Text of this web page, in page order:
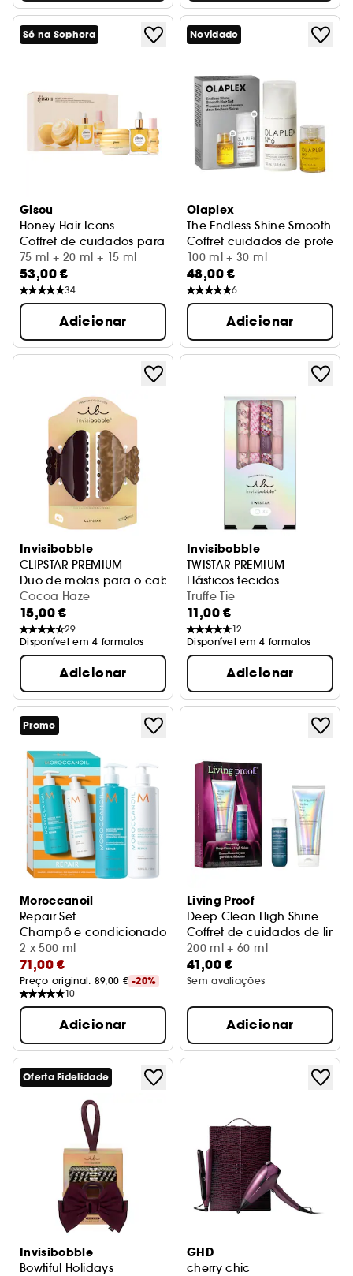
Só na Sephora
Gisou
Honey Hair Icons
Coffret de cuidados para cabelo, hidratação e brilho
75 ml + 20 ml + 15 ml
53,00 €
34
Adicionar
Novidade
Olaplex
The Endless Shine Smooth
Coffret cuidados de
100 ml + 30 ml
48,00 €
6
Adicionar
Invisibobble
CLIPSTAR PREMIUM
Duo de molas para o cabelo
Cocoa Haze
15,00 €
29
Disponível em 4 formatos
Adicionar
Invisibobble
TWISTAR PREMIUM
Elásticos tecidos
Truffe Tie
11,00 €
12
Disponível em 4 formatos
Adicionar
Promo
Moroccanoil
Repair Set
Champô e condicionador de reparação
2 x 500 ml
71,00 €
Preço original: 89,00 € -20%
10
Adicionar
Living Proof
Deep Clean High Shine
Coffret de cuidados de
200 ml + 60 ml
41,00 €
Sem avaliações
Adicionar
Oferta Fidelidade
Invisibobble
Bowtiful Holidays
GHD
cherry chic